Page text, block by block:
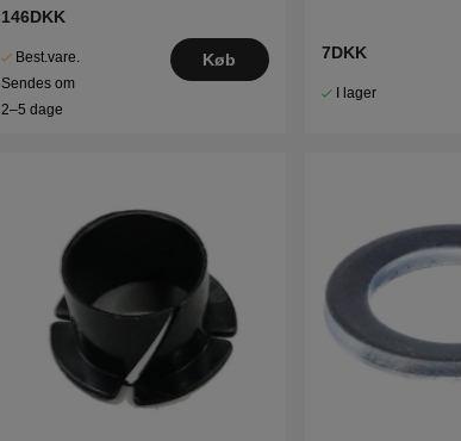
146DKK
Best.vare.
Sendes om
2–5 dage
Køb 7DKK
I lager